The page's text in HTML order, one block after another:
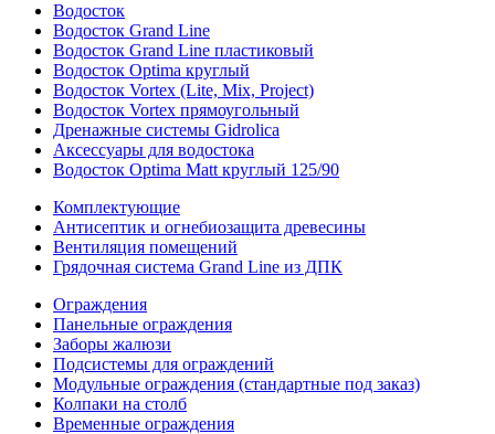
Водосток
Водосток Grand Line
Водосток Grand Line пластиковый
Водосток Optima круглый
Водосток Vortex (Lite, Mix, Project)
Водосток Vortex прямоугольный
Дренажные системы Gidrolica
Аксессуары для водостока
Водосток Optima Matt круглый 125/90
Комплектующие
Антисептик и огнебиозащита древесины
Вентиляция помещений
Грядочная система Grand Line из ДПК
Ограждения
Панельные ограждения
Заборы жалюзи
Подсистемы для ограждений
Модульные ограждения (стандартные под заказ)
Колпаки на столб
Временные ограждения